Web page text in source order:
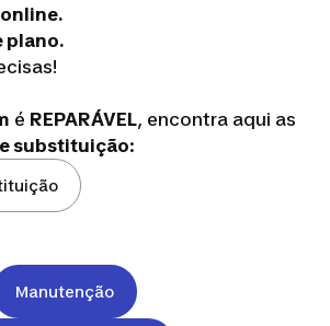
é REPARÁVEL, encontra aqui as
substituição:
Manutenção